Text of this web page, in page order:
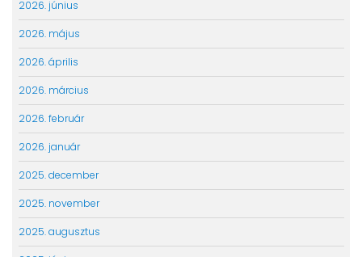
2026. június
2026. május
2026. április
2026. március
2026. február
2026. január
2025. december
2025. november
2025. augusztus